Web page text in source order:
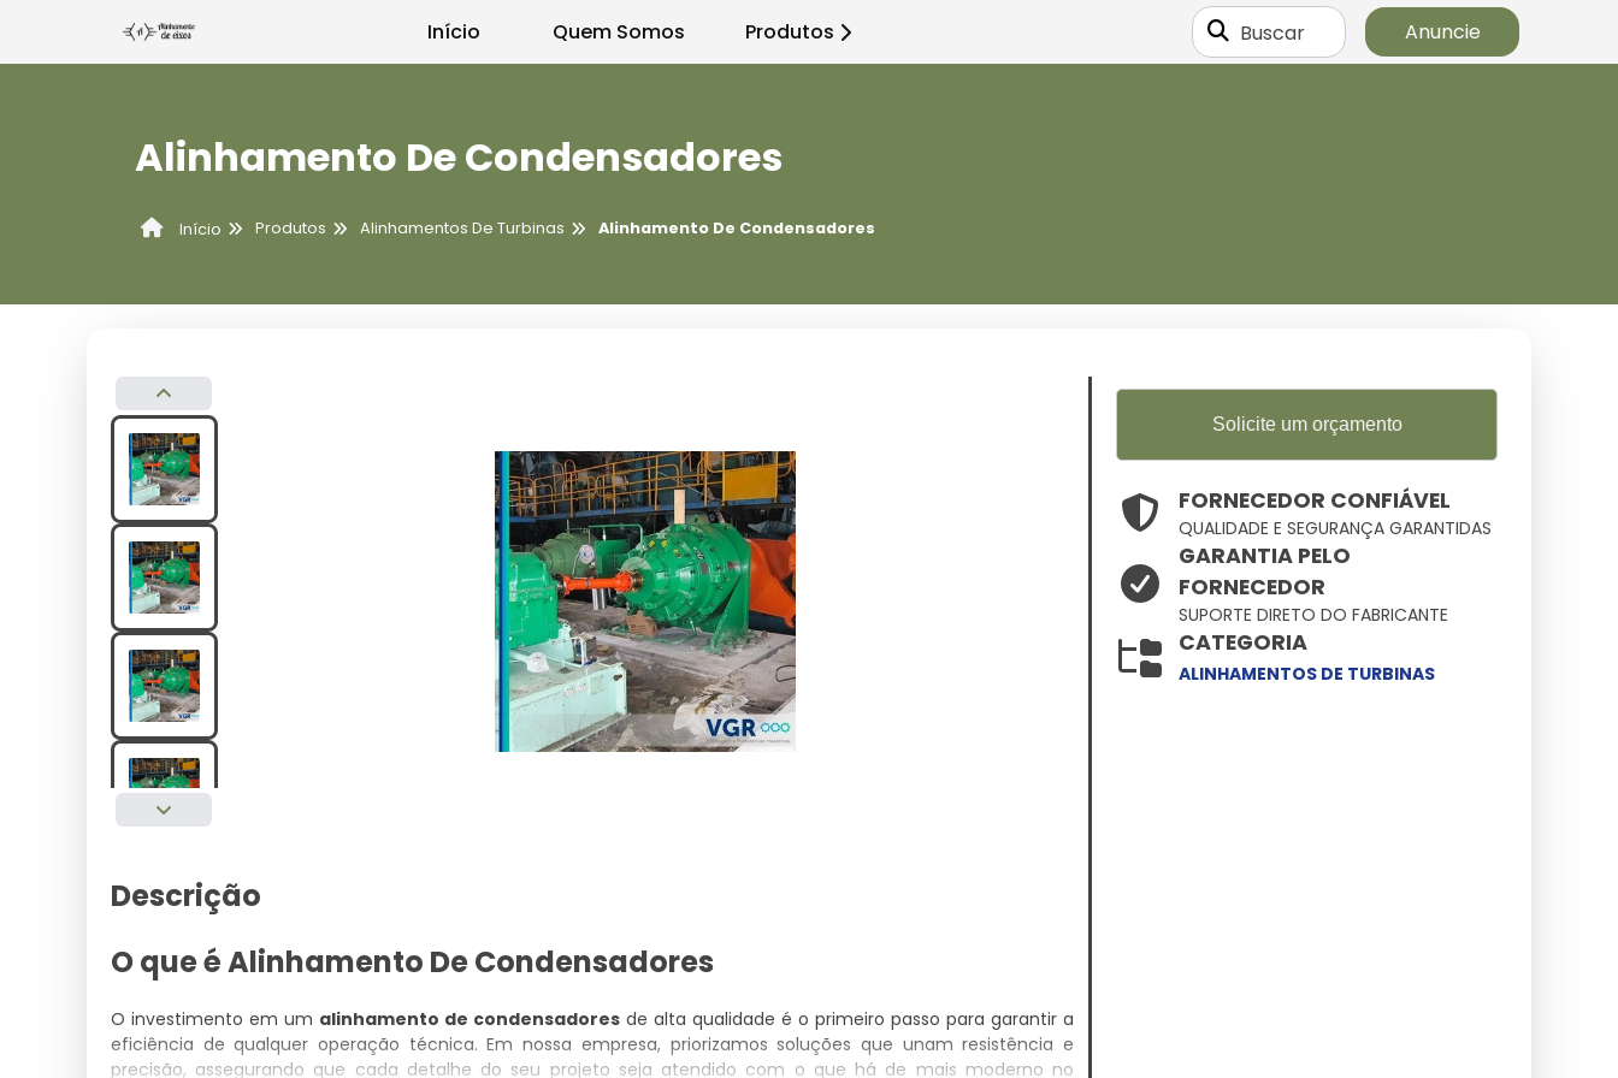
Início Quem Somos Produtos Buscar Anuncie
Alinhamento De Condensadores
Início Produtos Alinhamentos De Turbinas Alinhamento De Condensadores
Descrição
O que é Alinhamento De Condensadores
O investimento em um alinhamento de condensadores de alta qualidade é o primeiro passo para garantir a
eficiência de qualquer operação técnica. Em nossa empresa, priorizamos soluções que unam resistência e
precisão, assegurando que cada detalhe do seu projeto seja atendido com o que há de mais moderno no
Solicite um orçamento
FORNECEDOR CONFIÁVEL
QUALIDADE E SEGURANÇA GARANTIDAS
GARANTIA PELO
FORNECEDOR
SUPORTE DIRETO DO FABRICANTE
CATEGORIA
ALINHAMENTOS DE TURBINAS